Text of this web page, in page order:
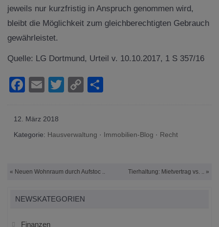
jeweils nur kurzfristig in Anspruch genommen wird,
bleibt die Möglichkeit zum gleichberechtigten Gebrauch
gewährleistet.
Quelle: LG Dortmund, Urteil v. 10.10.2017, 1 S 357/16
Facebook
EmailTwitterCopy
12. März 2018
Kategorie: Hausverwaltung · Immobilien-Blog · Recht
« Neuen Wohnraum durch Aufstoc .. Tierhaltung: Mietvertrag vs. .. »
NEWSKATEGORIEN
Finanzen